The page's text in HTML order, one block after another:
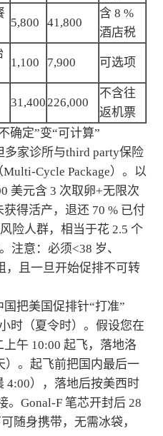
5,800 41,800
含 8 %
酒店税
1,100 7,900 可选项
31,400226,000
不含往
返机票
确定”变“可计算”
家诊所与third party保险
Cycle Package）。以
美元含 3 次取卵+无限次
得活产，退还 70 % 已付
险人群，相当于花 2.5 个
注意：必须<38 岁、
，且一旦开始促排不可转
把美国促排针“打准”
时（夏令时）。假设您在
午 10:00 起飞，落地洛
）。起飞前把国内最后一
4:00），落地后按美西时
。Gonal-F 笔芯开封后 28
随身携带，无需冰袋，